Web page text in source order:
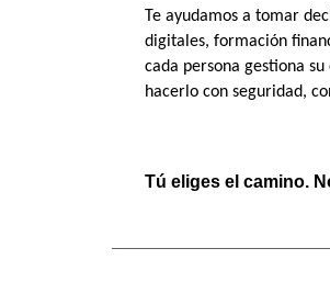
Te ayudamos a tomar
digitales, formación
cada persona gestiona
hacerlo con seguridad,
Tú eliges el camino.